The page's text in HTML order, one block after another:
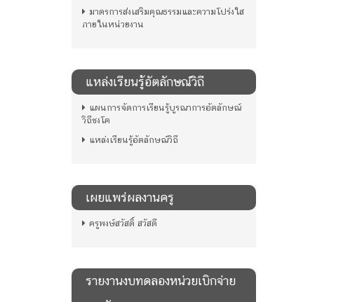
มาตรการส่งเสริมคุณธรรมและความโปร่งใส
ภายในหน่วยงาน
แหล่งเรียนรู้อัตลักษณ์วิถี
แผนการจัดการเรียนรู้บูรณาการอัตลักษณ์
วิถีชงโค
แหล่งเรียนรู้อัตลักษณ์วิถี
เผยแพร่ผลงานครู
ครูพงษ์สวัสดิ์ สวัสดี
รายงานงบทดลองหน่วยเบิกจ่าย